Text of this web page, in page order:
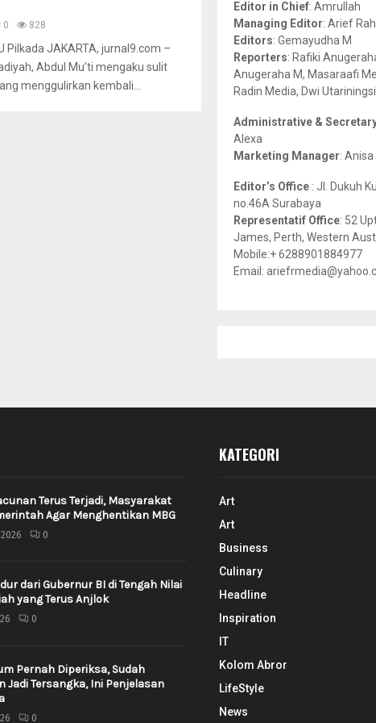
0 828
Pilkada JAKARTA, jurnal9.com –
Abdul Mu’ti mengaku sulit
menggulirkan kembali...
r
:
Editor in Chief: Amrullah
Managing Editor: Arief
Editors: Gemayudha M
Reporters: Rafiki
Anugeraha M, Masaraafi
Radin Media, Dwi
Administrative &
Alexa
Marketing Manager:
Editor’s Office : Jl. Dukuh
no.46A Surabaya
Representatif Office: 52
James, Perth, Western
Mobile:+ 6288901884977
Email:
Terus Terjadi, Masyarakat
Agar Menghentikan MBG
0
dari Gubernur BI di Tengah Nilai
yang Terus Anjlok
0
Pernah Diperiksa, Sudah
Jadi Tersangka, Ini Penjelasan
0
KATEGORI
Art
Art
Business
Culinary
Headline
Inspiration
IT
Kolom Abror
LifeStyle
News